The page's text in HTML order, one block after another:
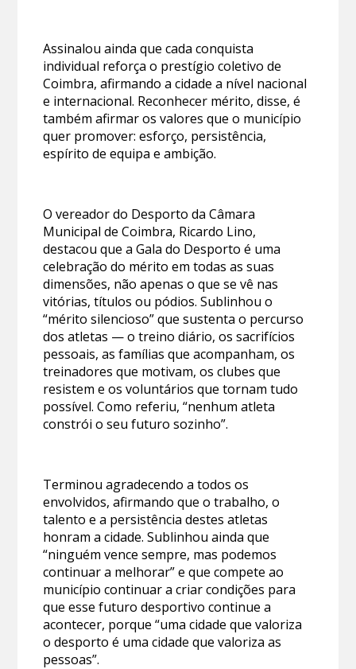
Assinalou ainda que cada conquista
individual reforça o prestígio coletivo de
Coimbra, afirmando a cidade a nível nacional
e internacional. Reconhecer mérito, disse, é
também afirmar os valores que o município
quer promover: esforço, persistência,
espírito de equipa e ambição.
O vereador do Desporto da Câmara
Municipal de Coimbra, Ricardo Lino,
destacou que a Gala do Desporto é uma
celebração do mérito em todas as suas
dimensões, não apenas o que se vê nas
vitórias, títulos ou pódios. Sublinhou o
“mérito silencioso” que sustenta o percurso
dos atletas — o treino diário, os sacrifícios
pessoais, as famílias que acompanham, os
treinadores que motivam, os clubes que
resistem e os voluntários que tornam tudo
possível. Como referiu, “nenhum atleta
constrói o seu futuro sozinho”.
Terminou agradecendo a todos os
envolvidos, afirmando que o trabalho, o
talento e a persistência destes atletas
honram a cidade. Sublinhou ainda que
“ninguém vence sempre, mas podemos
continuar a melhorar” e que compete ao
município continuar a criar condições para
que esse futuro desportivo continue a
acontecer, porque “uma cidade que valoriza
o desporto é uma cidade que valoriza as
pessoas”.